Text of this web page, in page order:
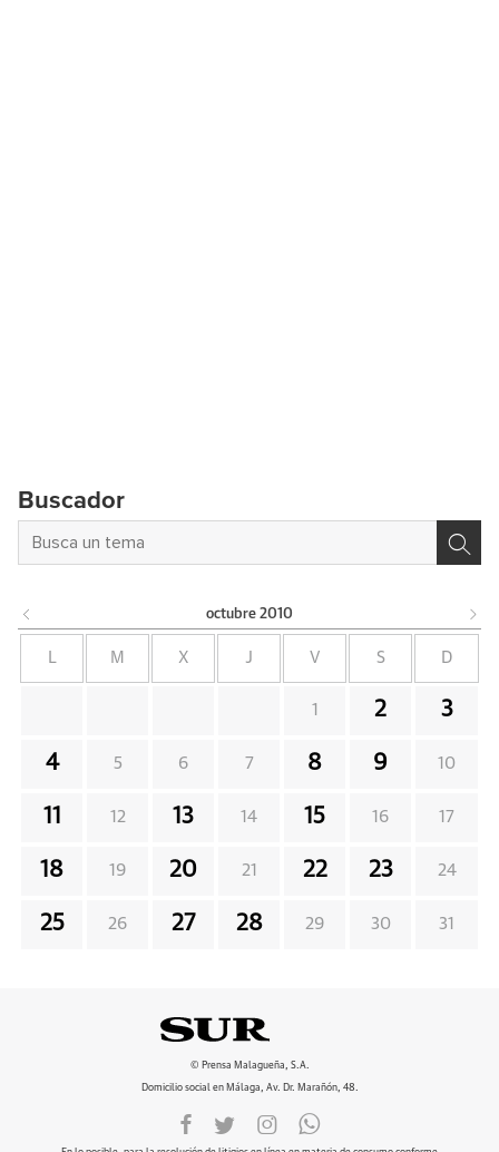
Buscador
octubre 2010
L M X J V S D
1 2 3
4 5 6 7 8 9 10
11 12 13 14 15 16 17
18 19 20 21 22 23 24
25 26 27 28 29 30 31
© Prensa Malagueña, S.A.
Domicilio social en Málaga, Av. Dr. Marañón, 48.